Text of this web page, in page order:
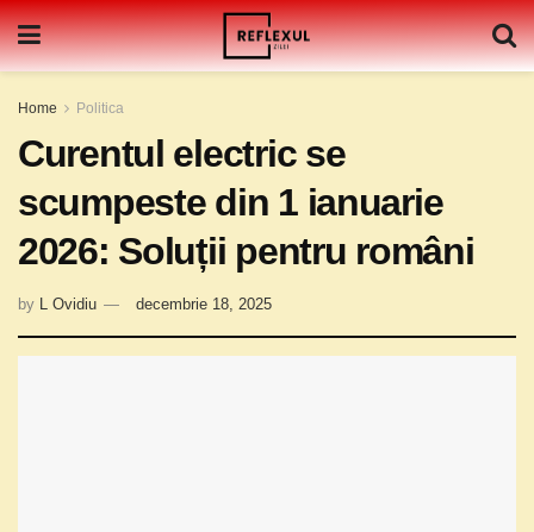
Home Politica
Curentul electric se
scumpeste din 1 ianuarie
2026: Soluții pentru români
by L Ovidiu decembrie 18, 2025